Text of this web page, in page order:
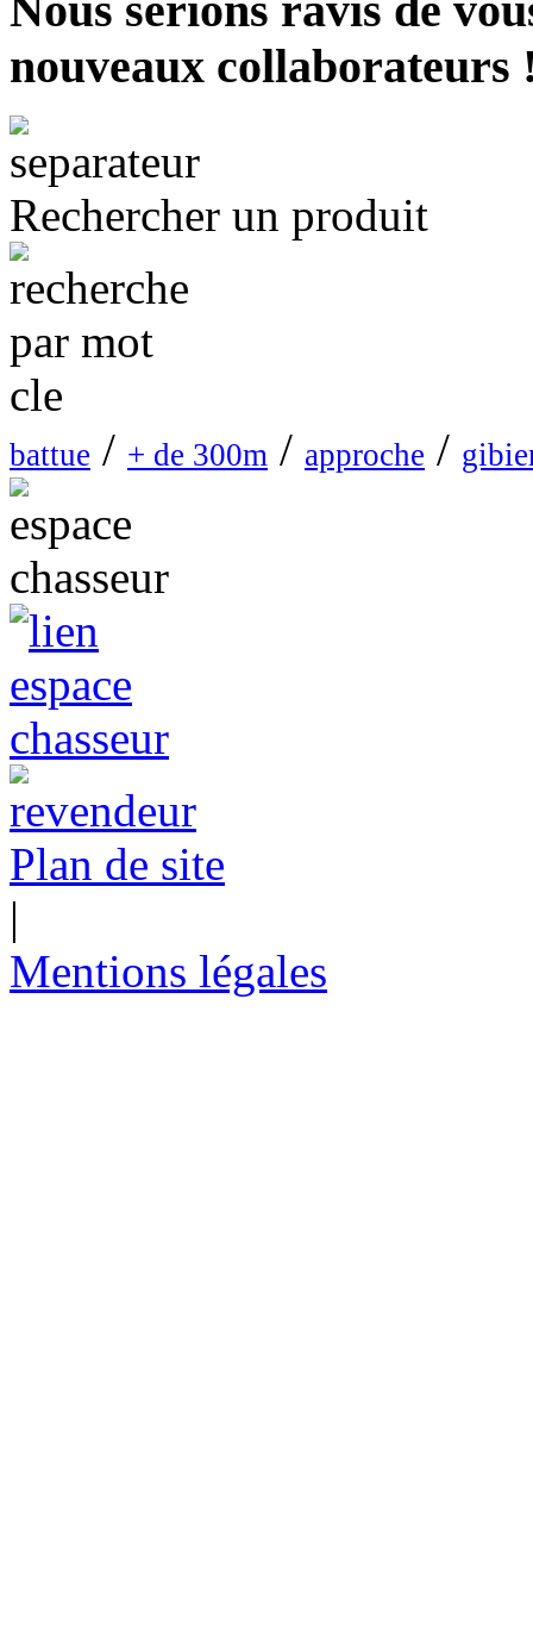
nouveaux collaborateurs
Rechercher un produit
battue / + de 300m / approche /
Plan de site
|
Mentions légales